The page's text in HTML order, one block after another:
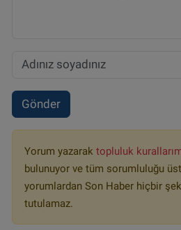
Gönder
Yorum yazarak topluluk
bulunuyor ve tüm sorumluluğu
yorumlardan Son Haber hiçbir
tutulamaz.